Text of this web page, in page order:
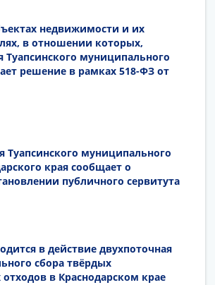
недвижимости и их
в отношении которых,
Туапсинского муниципального
решение в рамках 518-ФЗ от
Туапсинского муниципального
края сообщает о
публичного сервитута
в действие двухпоточная
сбора твёрдых
в Краснодарском крае